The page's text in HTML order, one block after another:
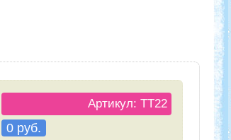
Артикул: TT22
0 руб.